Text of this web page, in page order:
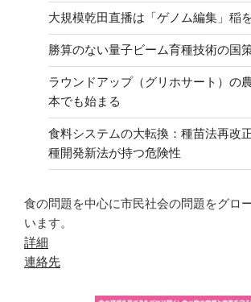
大規模乾田直播は「ゲノム編集」稲
勝算のない量子ビーム育種技術の国
ラウンドアップ（グリホサート）の
本でも始まる
食料システムの大転換：種苗法再改
種開発新法が持つ危険性
食の問題を中心に市民社会の問題をグロ
います。
詳細
連絡先